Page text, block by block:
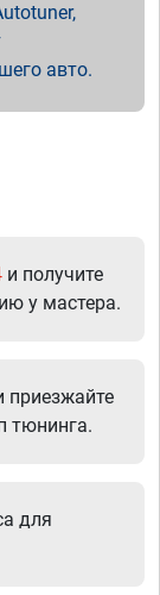
авто.
и получите
у мастера.
приезжайте
тюнинга.
для